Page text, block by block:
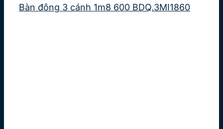
Bàn đông 3 cánh 1m8 600 BDQ.3MI1860